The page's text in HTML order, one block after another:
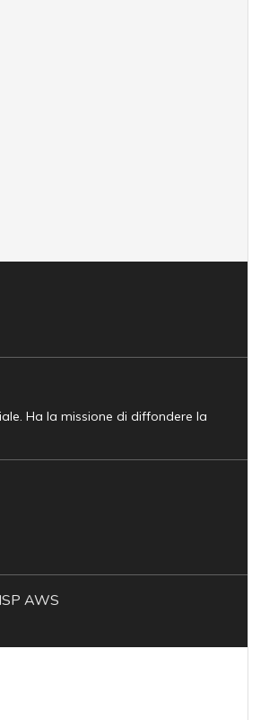
Ha la missione di diffondere la
AWS